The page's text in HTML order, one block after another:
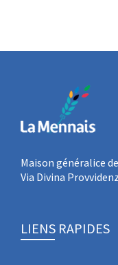
Maison généralice
Via Divina
LIENS RAPIDES